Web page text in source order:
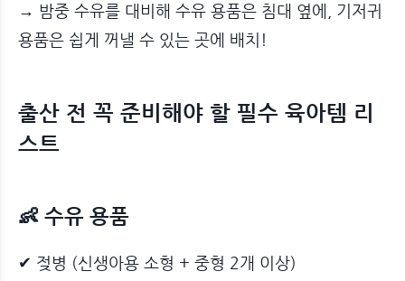
→ 밤중 수유를 대비해 수유 용품은 침대 옆에, 기저귀
용품은 쉽게 꺼낼 수 있는 곳에 배치!
출산 전 꼭 준비해야 할 필수 육아템 리
스트
👶 수유 용품
✔ 젖병 (신생아용 소형 + 중형 2개 이상)